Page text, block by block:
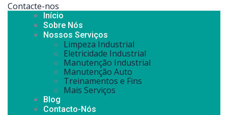
Contacte-nos
Início
Sobre Nós
Nossos Serviços
Limpeza Industrial
Eletricidade Industrial
Manutenção Industrial
Manutenção Auto
Treinamentos e Fins
Mais Serviços
Blog
Contacto-Nós